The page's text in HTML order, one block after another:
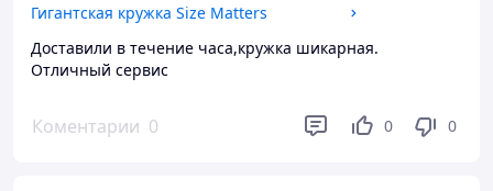
Гигантская кружка Size Matters
Доставили в течение часа,кружка шикарная.
Отличный сервис
Коментарии 0 0 0